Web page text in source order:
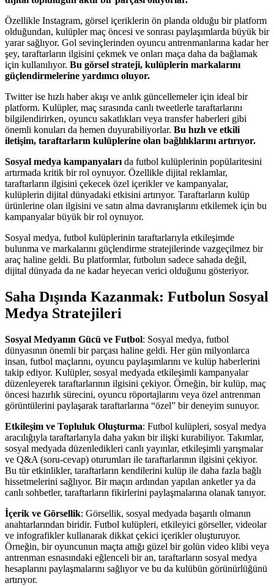
Özellikle Instagram, görsel içeriklerin ön planda olduğu bir platform
olduğundan, kulüpler maç öncesi ve sonrası paylaşımlarda büyük bir
yarar sağlıyor. Gol sevinçlerinden oyuncu antrenmanlarına kadar her
şey, taraftarların ilgisini çekmek ve onları maça daha da bağlamak
için kullanılıyor. Bu görsel strateji, kulüplerin markalarını
güçlendirmelerine yardımcı oluyor.
Twitter ise hızlı haber akışı ve anlık güncellemeler için ideal bir
platform. Kulüpler, maç sırasında canlı tweetlerle taraftarlarını
bilgilendirirken, oyuncu sakatlıkları veya transfer haberleri gibi
önemli konuları da hemen duyurabiliyorlar. Bu hızlı ve etkili
iletişim, taraftarların kulüplerine olan bağlılıklarını artırıyor.
Sosyal medya kampanyalarıda futbol kulüplerinin popülaritesini
artırmada kritik bir rol oynuyor. Özellikle dijital reklamlar,
taraftarların ilgisini çekecek özel içerikler ve kampanyalar,
kulüplerin dijital dünyadaki etkisini artırıyor. Taraftarların kulüp
ürünlerine olan ilgisini ve satın alma davranışlarını etkilemek için bu
kampanyalar büyük bir rol oynuyor.
Sosyal medya, futbol kulüplerinin taraftarlarıyla etkileşimde
bulunma ve markalarını güçlendirme stratejilerinde vazgeçilmez bir
araç haline geldi. Bu platformlar, futbolun sadece sahada değil,
dijital dünyada da ne kadar heyecan verici olduğunu gösteriyor.
Saha Dışında Kazanmak: Futbolun Sosyal
Medya Stratejileri
Sosyal Medyanın Gücü ve Futbol: Sosyal medya, futbol
dünyasının önemli bir parçası haline geldi. Her gün milyonlarca
insan, futbol maçlarını, oyuncu paylaşımlarını ve kulüp haberlerini
takip ediyor. Kulüpler, sosyal medyada etkileşimli kampanyalar
düzenleyerek taraftarlarının ilgisini çekiyor. Örneğin, bir kulüp, maç
öncesi hazırlık sürecini, oyuncu röportajlarını veya özel antrenman
görüntülerini paylaşarak taraftarlarına “özel” bir deneyim sunuyor.
Etkileşim ve Topluluk Oluşturma: Futbol kulüpleri, sosyal medya
aracılığıyla taraftarlarıyla daha yakın bir ilişki kurabiliyor. Takımlar,
sosyal medyada düzenledikleri canlı yayınlar, etkileşimli yarışmalar
ve Q&A (soru-cevap) oturumları ile taraftarlarının ilgisini çekiyor.
Bu tür etkinlikler, taraftarların kendilerini kulüp ile daha fazla bağlı
hissetmelerini sağlıyor. Bir maçın ardından yapılan anketler ya da
canlı sohbetler, taraftarların fikirlerini paylaşmalarına olanak tanıyor.
İçerik ve Görsellik: Görsellik, sosyal medyada başarılı olmanın
anahtarlarından biridir. Futbol kulüpleri, etkileyici görseller, videolar
ve infografikler kullanarak dikkat çekici içerikler oluşturuyor.
Örneğin, bir oyuncunun maçta attığı güzel bir golün video klibi veya
antrenman esnasındaki eğlenceli bir an, taraftarların sosyal medya
hesaplarını paylaşmalarını sağlıyor ve bu da kulübün görünürlüğünü
artırıyor.